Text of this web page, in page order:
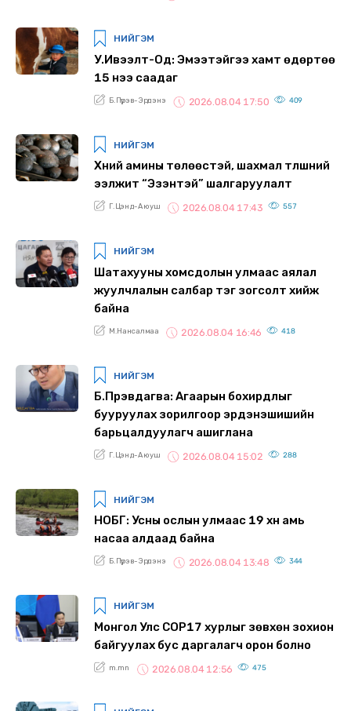
НИЙГЭМ
У.Ивээлт-Од: Эмээтэйгээ хамт өдөртөө
15 үнээ саадаг
Б.Пүрэв-Эрдэнэ 2026.08.04 17:50 409
НИЙГЭМ
Хүний амины төлөөстэй, шахмал түлшний
ээлжит “Эзэнтэй” шалгаруулалт
Г.Цэнд-Аюуш 2026.08.04 17:43 557
НИЙГЭМ
Шатахууны хомсдолын улмаас аялал
жуулчлалын салбар тэг зогсолт хийж
байна
М.Нансалмаа 2026.08.04 16:46 418
НИЙГЭМ
Б.Пүрэвдагва: Агаарын бохирдлыг
бууруулах зорилгоор эрдэнэшишийн
барьцалдуулагч ашиглана
Г.Цэнд-Аюуш 2026.08.04 15:02 288
НИЙГЭМ
НОБГ: Усны ослын улмаас 19 хүн амь
насаа алдаад байна
Б.Пүрэв-Эрдэнэ 2026.08.04 13:48 344
НИЙГЭМ
Монгол Улс СОР17 хурлыг зөвхөн зохион
байгуулах бус даргалагч орон болно
m.mn 2026.08.04 12:56 475